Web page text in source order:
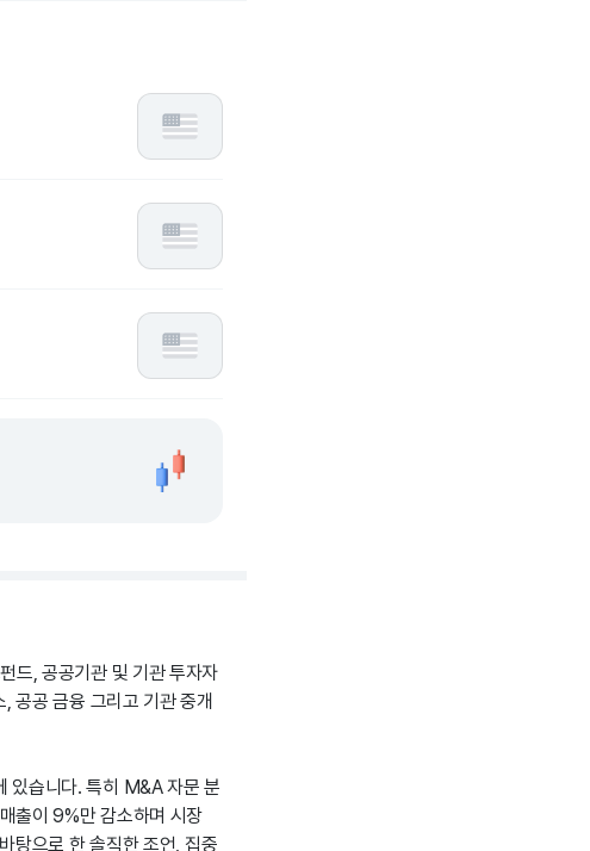
드, 공공기관 및 기관 투자자
공공 금융 그리고 기관 중개
있습니다. 특히 M&A 자문 분
출이 9%만 감소하며 시장
으로 한 솔직한 조언, 집중